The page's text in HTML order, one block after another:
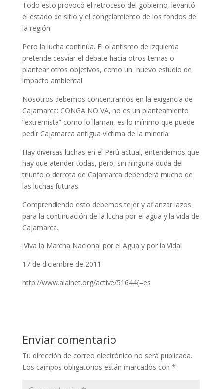
Todo esto provocó el retroceso del gobierno, levantó
el estado de sitio y el congelamiento de los fondos de
la región.
Pero la lucha continúa. El ollantismo de izquierda
pretende desviar el debate hacia otros temas o
plantear otros objetivos, como un nuevo estudio de
impacto ambiental.
Nosotros debemos concentrarnos en la exigencia de
Cajamarca: CONGA NO VA, no es un planteamiento
“extremista” como lo llaman, es lo mínimo que puede
pedir Cajamarca antigua víctima de la minería.
Hay diversas luchas en el Perú actual, entendemos que
hay que atender todas, pero, sin ninguna duda del
triunfo o derrota de Cajamarca dependerá mucho de
las luchas futuras.
Comprendiendo esto debemos tejer y afianzar lazos
para la continuación de la lucha por el agua y la vida de
Cajamarca.
¡Viva la Marcha Nacional por el Agua y por la Vida!
17 de diciembre de 2011
http://www.alainet.org/active/51644〈=es
Enviar comentario
Tu dirección de correo electrónico no será publicada.
Los campos obligatorios están marcados con *